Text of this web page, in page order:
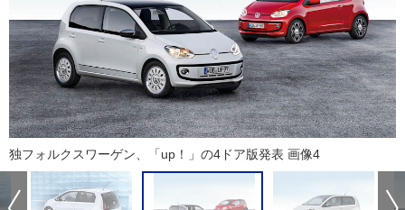
独フォルクスワーゲン、「up！」の4ドア版発表 画像4